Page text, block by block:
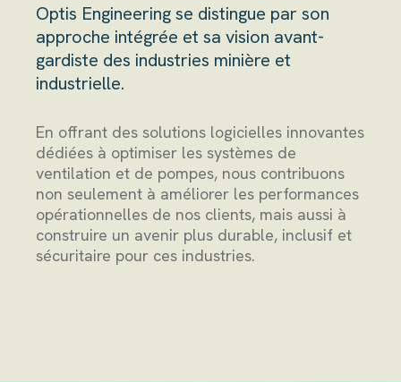
Optis Engineering se distingue par son
approche intégrée et sa vision avant-
gardiste des industries minière et
industrielle.
En offrant des solutions logicielles innovantes
dédiées à optimiser les systèmes de
ventilation et de pompes, nous contribuons
non seulement à améliorer les performances
opérationnelles de nos clients, mais aussi à
construire un avenir plus durable, inclusif et
sécuritaire pour ces industries.